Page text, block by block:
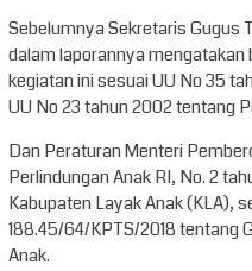
Sebelumnya Sekretaris Gugus
dalam laporannya
kegiatan ini sesuai UU No 35
UU No 23 tahun 2002 tentang
Dan Peraturan Menteri
Perlindungan Anak RI, No. 2
Kabupaten Layak Anak (KLA),
188.45/64/KPTS/2018 tentang
Anak.